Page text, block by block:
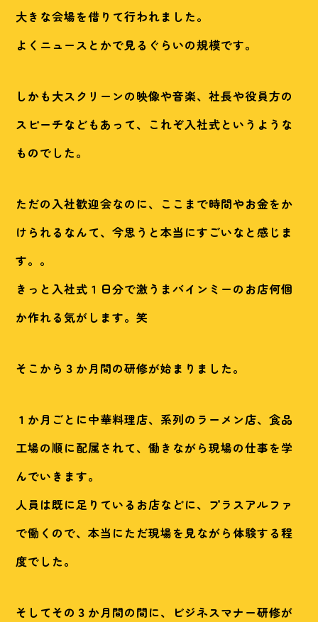
大きな会場を借りて行われました。
よくニュースとかで見るぐらいの規模です。
しかも大スクリーンの映像や音楽、社長や役員方の
スピーチなどもあって、これぞ入社式というような
ものでした。
ただの入社歓迎会なのに、ここまで時間やお金をか
けられるなんて、今思うと本当にすごいなと感じま
す。。
きっと入社式１日分で激うまバインミーのお店何個
か作れる気がします。笑
そこから３か月間の研修が始まりました。
１か月ごとに中華料理店、系列のラーメン店、食品
工場の順に配属されて、働きながら現場の仕事を学
んでいきます。
人員は既に足りているお店などに、プラスアルファ
で働くので、本当にただ現場を見ながら体験する程
度でした。
そしてその３か月間の間に、ビジネスマナー研修が